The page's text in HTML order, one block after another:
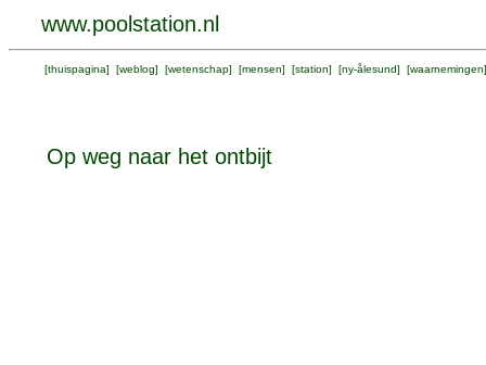
www.poolstation.nl
[thuispagina] [weblog] [wetenschap] [mensen] [station] [ny-ålesund] [waarnemingen
Op weg naar het ontbijt